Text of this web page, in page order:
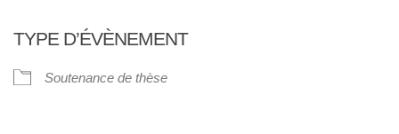
TYPE D’ÉVÈNEMENT
Soutenance de thèse